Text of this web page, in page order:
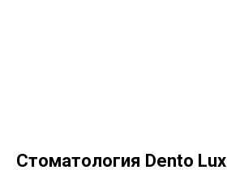
Стоматология Dento Lux